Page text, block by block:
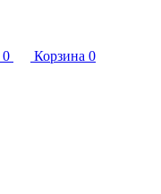
0 Корзина 0